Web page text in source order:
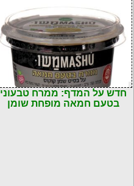
חדש על המדף: ממרח טבעוני
בטעם חמאה מופחת שומן